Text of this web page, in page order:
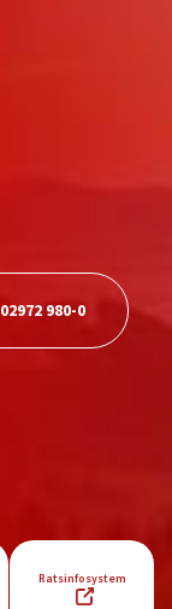
02972 980-0
Ratsinfosystem